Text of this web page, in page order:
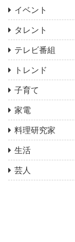
イベント
タレント
テレビ番組
トレンド
子育て
家電
料理研究家
生活
芸人